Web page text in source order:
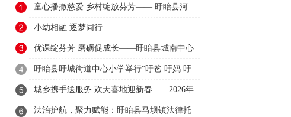
童心播撒慈爱 乡村绽放芬芳—— 盱眙县河
桥中心小学少年宫举办“争做慈爱好少年”庆
六一
小幼相融 逐梦同行
优课绽芬芳 磨砺促成长——盱眙县城南中心
幼儿园青年教师优课评比活动
盱眙县盱城街道中心小学举行“盱爸 盱妈 盱
娃”结对仪式
城乡携手送服务 欢天喜地迎新春——2026年
盱眙县文化科技卫生“三下乡”暨马坝镇年货
法治护航，聚力赋能：盱眙县马坝镇法律托